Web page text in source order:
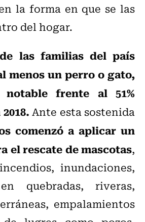
la forma en que se las
del hogar.
las familias del país
menos un perro o gato,
frente al 51%
Ante esta sostenida
comenzó a aplicar un
el rescate de mascotas,
inundaciones,
quebradas, riveras,
empalamientos